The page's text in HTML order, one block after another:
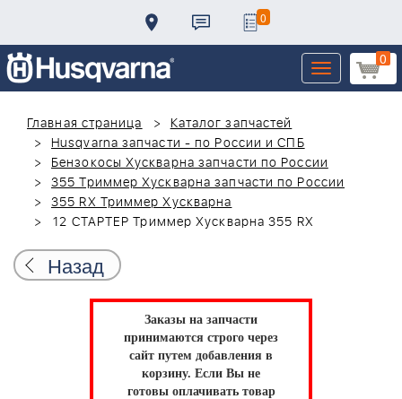
0
0
Toggle
navigation
Главная страница
Каталог запчастей
Husqvarna запчасти - по России и СПБ
Бензокосы Хускварна запчасти по России
355 Триммер Хускварна запчасти по России
355 RX Триммер Хускварна
12 СТАРТЕР Триммер Хускварна 355 RX
Назад
Заказы на запчасти
принимаются строго через
сайт путем добавления в
корзину. Если Вы не
готовы оплачивать товар